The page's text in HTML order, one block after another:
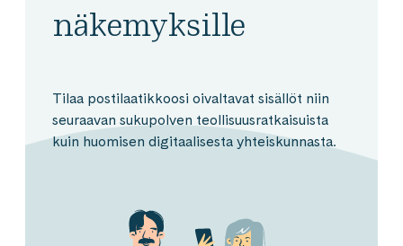
näkemyksille
Tilaa postilaatikkoosi oivaltavat sisällöt niin
seuraavan sukupolven teollisuusratkaisuista
kuin huomisen digitaalisesta yhteiskunnasta.